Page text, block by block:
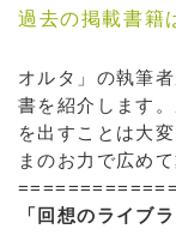
過去の掲載書籍
オルタ」の執筆
書を紹介します
を出すことは大
まのお力で広め
「回想のライブ